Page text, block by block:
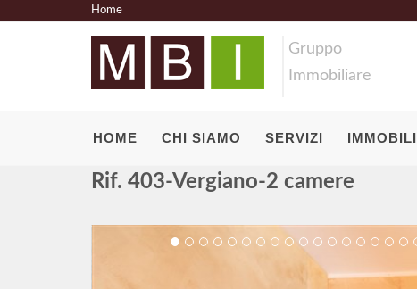
Home
Gruppo
Immobiliare
HOME CHI SIAMO SERVIZI IMMOBILI
Rif. 403-Vergiano-2 camere